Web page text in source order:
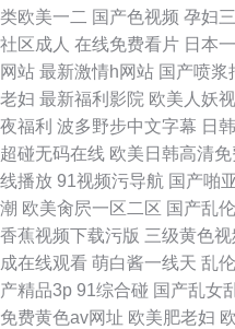
类欧美一二 国产色视频 孕妇
社区成人 在线免费看片 日本
网站 最新激情h网站 国产喷浆
老妇 最新福利影院 欧美人妖
夜福利 波多野步中文字幕 日
超碰无码在线 欧美日韩高清免
线播放 91视频污导航 国产啪
潮 欧美肏屄一区二区 国产乱
香蕉视频下载污版 三级黄色
成在线观看 萌白酱一线天 乱
产精品3p 91综合碰 国产乱女
免费黄色av网址 欧美肥老妇